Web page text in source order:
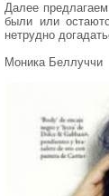
Далее
были или
нетрудно
Моника Беллуччи